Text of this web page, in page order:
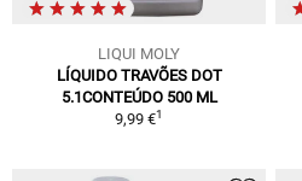
LIQUI MOLY
LÍQUIDO TRAVÕES DOT
5.1CONTEÚDO 500 ML
9,99 €1